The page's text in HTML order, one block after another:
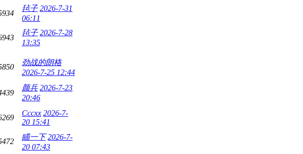
毡子 2026-7-31
06:11
毡子 2026-7-28
13:35
劲战的朗格
2026-7-25 12:44
颜兵 2026-7-23
20:46
Cccxx 2026-7-
20 15:41
瞄一下 2026-7-
20 07:43